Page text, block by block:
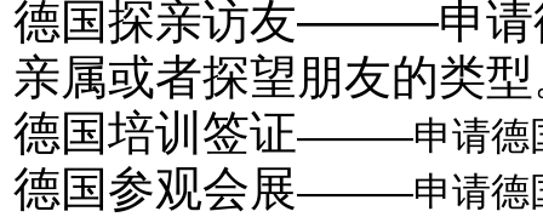
德国探亲访友———申请
亲属或者探望朋友的类
德国培训签证———申请德
德国参观会展———申请德